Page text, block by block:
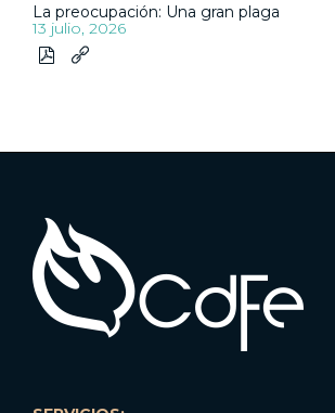
La preocupación: Una gran plaga
13 julio, 2026
 